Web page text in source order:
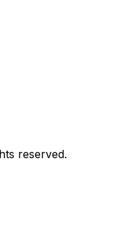
reserved.